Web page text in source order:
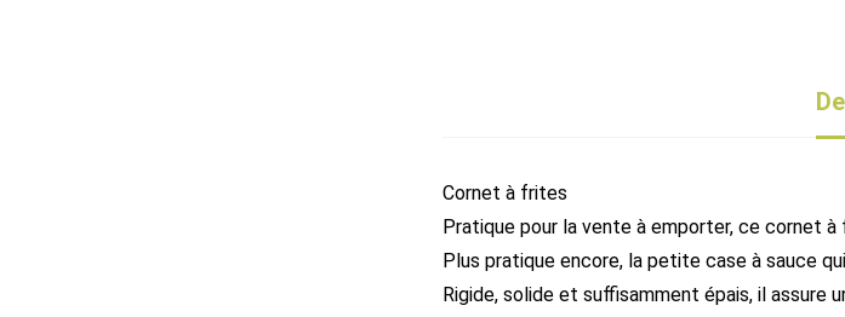
Cornet à frites
Pratique pour la vente à emporter, ce cornet
Plus pratique encore, la petite case à sauce
Rigide, solide et suffisamment épais, il assure